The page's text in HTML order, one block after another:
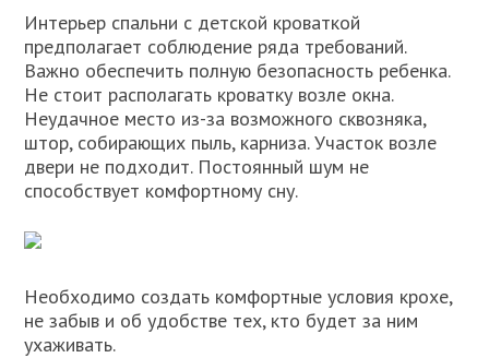
Интерьер спальни с детской кроваткой
предполагает соблюдение ряда требований.
Важно обеспечить полную безопасность ребенка.
Не стоит располагать кроватку возле окна.
Неудачное место из-за возможного сквозняка,
штор, собирающих пыль, карниза. Участок возле
двери не подходит. Постоянный шум не
способствует комфортному сну.
Необходимо создать комфортные условия крохе,
не забыв и об удобстве тех, кто будет за ним
ухаживать.